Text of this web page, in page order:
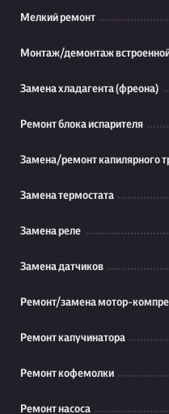
Мелкий ремонт
Монтаж/демонтаж
Замена хладагента (фреона)
Ремонт блока испарителя
Замена/ремонт капилярного
Замена термостата
Замена реле
Замена датчиков
Ремонт/замена мотор-
Ремонт капучинатора
Ремонт кофемолки
Ремонт насоса